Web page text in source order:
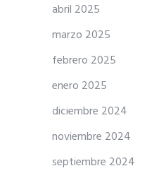
abril 2025
marzo 2025
febrero 2025
enero 2025
diciembre 2024
noviembre 2024
septiembre 2024